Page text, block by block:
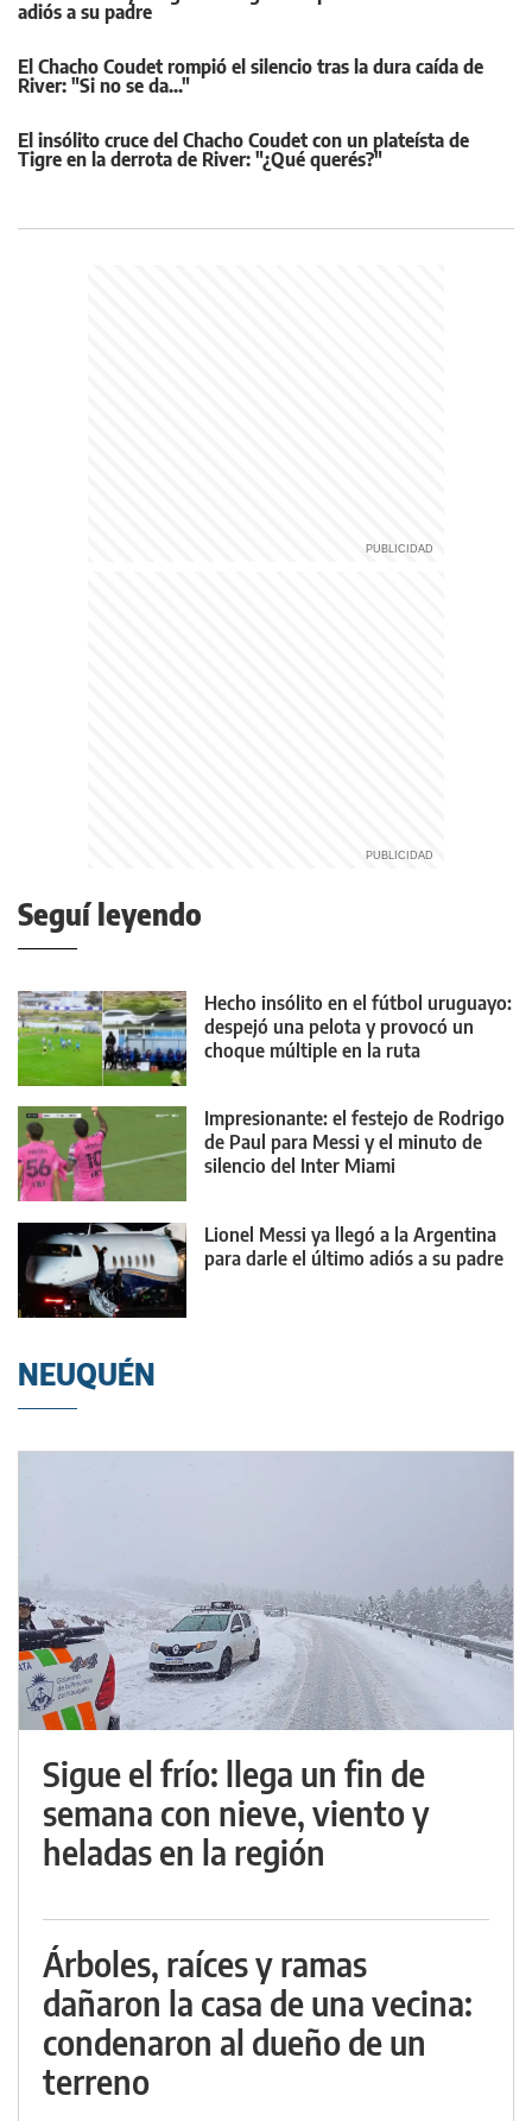
adiós a su padre
El Chacho Coudet rompió el silencio tras la dura caída de
River: "Si no se da..."
El insólito cruce del Chacho Coudet con un plateísta de
Tigre en la derrota de River: "¿Qué querés?"
Seguí leyendo
Hecho insólito en el fútbol uruguayo:
despejó una pelota y provocó un
choque múltiple en la ruta
Impresionante: el festejo de Rodrigo
de Paul para Messi y el minuto de
silencio del Inter Miami
Lionel Messi ya llegó a la Argentina
para darle el último adiós a su padre
NEUQUÉN
Sigue el frío: llega un fin de
semana con nieve, viento y
heladas en la región
Árboles, raíces y ramas
dañaron la casa de una vecina:
condenaron al dueño de un
terreno